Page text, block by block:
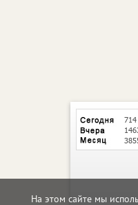
На этом сайте мы